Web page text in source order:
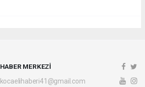
HABER MERKEZİ
kocaelihaberi41@gmail.com